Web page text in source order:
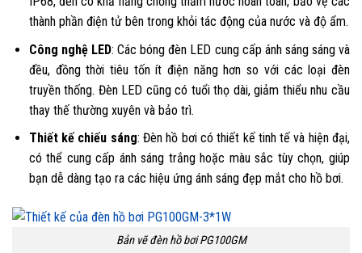
thành phần điện tử bên trong khỏi tác động của nước và độ ẩm.
Công nghệ LED: Các bóng đèn LED cung cấp ánh sáng sáng và
đều, đồng thời tiêu tốn ít điện năng hơn so với các loại đèn
truyền thống. Đèn LED cũng có tuổi thọ dài, giảm thiểu nhu cầu
thay thế thường xuyên và bảo trì.
Thiết kế chiếu sáng: Đèn hồ bơi có thiết kế tinh tế và hiện đại,
có thể cung cấp ánh sáng trắng hoặc màu sắc tùy chọn, giúp
bạn dễ dàng tạo ra các hiệu ứng ánh sáng đẹp mắt cho hồ bơi.
Bản vẽ đèn hồ bơi PG100GM